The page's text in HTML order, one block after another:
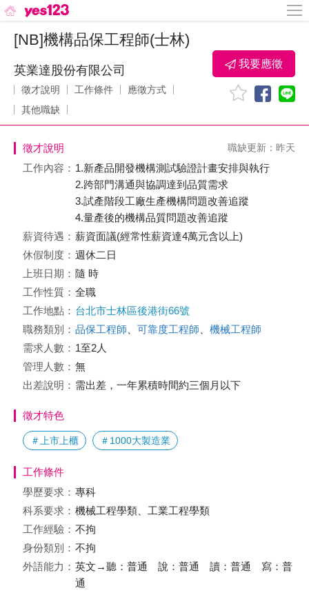
[NB]機構品保工程師(士林)
英業達股份有限公司
徵才說明 工作條件
應徵方式
其他職缺
我要應徵
徵才說明 職缺更新：昨天
工作內容： 1.新產品開發機構測試驗證計畫安排與執行
2.跨部門溝通與協調達到品質需求
3.試產階段工廠生產機構問題改善追蹤
4.量產後的機構品質問題改善追蹤
薪資待遇： 薪資面議(經常性薪資達4萬元含以上)
休假制度： 週休二日
上班日期： 隨 時
工作性質： 全職
工作地點： 台北市士林區後港街66號
職務類別： 品保工程師 可靠度工程師
機械工程師
需求人數： 1至2人
管理人數： 無
出差說明： 需出差，一年累積時間約三個月以下
徵才特色
＃上市上櫃 ＃1000大製造業
工作條件
學歷要求： 專科
科系要求： 機械工程學類、工業工程學類
工作經驗： 不拘
身份類別： 不拘
外語能力： 英文→聽：普通 說：普通 讀：普通 寫：普
通